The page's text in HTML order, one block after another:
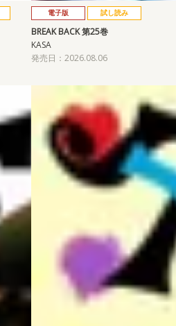
電子版 試し読み
BREAK BACK 第25巻
KASA
発売日：2026.08.06